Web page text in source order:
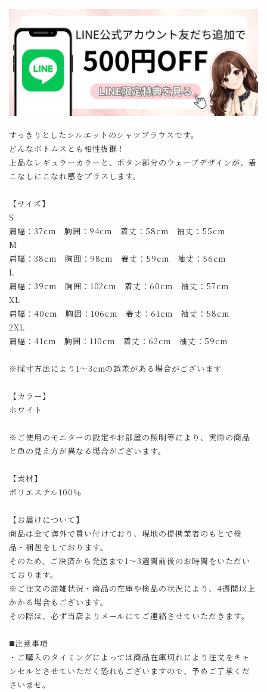
すっきりとしたシルエットのシャツブラウスです。
どんなボトムスとも相性抜群！
上品なレギュラーカラーと、ボタン部分のウェーブデザインが、着
こなしにこなれ感をプラスします。
【サイズ】
S
肩幅：37cm 胸囲：94cm 着丈：58cm 袖丈：55cm
M
肩幅：38cm 胸囲：98cm 着丈：59cm 袖丈：56cm
L
肩幅：39cm 胸囲：102cm 着丈：60cm 袖丈：57cm
XL
肩幅：40cm 胸囲：106cm 着丈：61cm 袖丈：58cm
2XL
肩幅：41cm 胸囲：110cm 着丈：62cm 袖丈：59cm
※採寸方法により1～3cmの誤差がある場合がございます
【カラー】
ホワイト
※ご使用のモニターの設定やお部屋の照明等により、実際の商品
と色の見え方が異なる場合がございます。
【素材】
ポリエステル100％
【お届けについて】
商品は全て海外で買い付けており、現地の提携業者のもとで検
品・梱包をしております。
そのため、ご決済から発送まで1～3週間前後のお時間をいただい
ております。
※ご注文の混雑状況・商品の在庫や検品の状況により、4週間以上
かかる場合もございます。
その際は、必ず当店よりメールにてご連絡させていただきます。
◼️注意事項
・ご購入のタイミングによっては商品在庫切れにより注文をキャ
ンセルとさせていただく恐れもございますので、予めご了承くだ
さいませ。